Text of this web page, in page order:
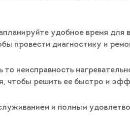
удобное время
провести диагностику и
неисправность
чтобы решить ее быстро и
и полным